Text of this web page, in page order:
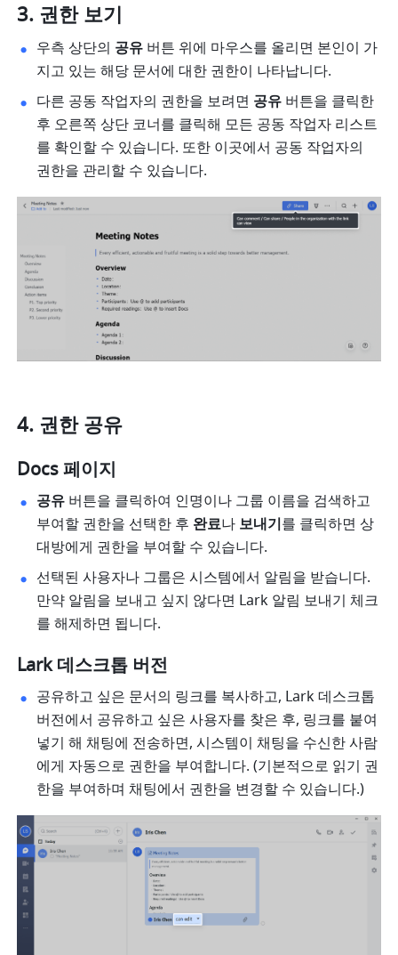
권한 보기
우측 상단의 공유 버튼 위에 마우스를 올리면 본인이 가
지고 있는 해당 문서에 대한 권한이 나타납니다.
다른 공동 작업자의 권한을 보려면 공유 버튼을 클릭한
후 오른쪽 상단 코너를 클릭해 모든 공동 작업자 리스트
를 확인할 수 있습니다. 또한 이곳에서 공동 작업자의
권한을 관리할 수 있습니다.
권한 공유
Docs 페이지
공유 버튼을 클릭하여 인명이나 그룹 이름을 검색하고
부여할 권한을 선택한 후 완료나 보내기를 클릭하면 상
대방에게 권한을 부여할 수 있습니다.
선택된 사용자나 그룹은 시스템에서 알림을 받습니다.
만약 알림을 보내고 싶지 않다면 Lark 알림 보내기 체크
를 해제하면 됩니다.
Lark 데스크톱 버전
공유하고 싶은 문서의 링크를 복사하고, Lark 데스크톱
버전에서 공유하고 싶은 사용자를 찾은 후, 링크를 붙여
넣기 해 채팅에 전송하면, 시스템이 채팅을 수신한 사람
에게 자동으로 권한을 부여합니다. (기본적으로 읽기 권
한을 부여하며 채팅에서 권한을 변경할 수 있습니다.)